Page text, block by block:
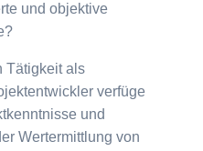
und objektive
Tätigkeit als
verfüge
und
Wertermittlung von